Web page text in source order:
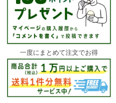
一度にまとめて注文でお得